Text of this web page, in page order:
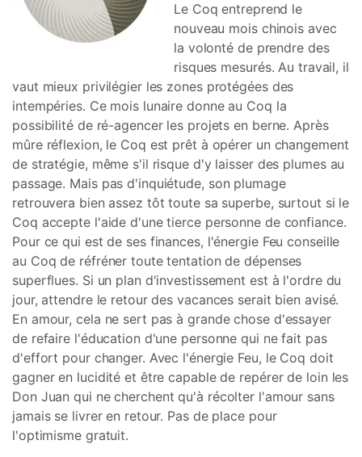
Le Coq entreprend le
nouveau mois chinois avec
la volonté de prendre des
risques mesurés. Au travail, il
vaut mieux privilégier les zones protégées des
intempéries. Ce mois lunaire donne au Coq la
possibilité de ré-agencer les projets en berne. Après
mûre réflexion, le Coq est prêt à opérer un changement
de stratégie, même s'il risque d'y laisser des plumes au
passage. Mais pas d'inquiétude, son plumage
retrouvera bien assez tôt toute sa superbe, surtout si le
Coq accepte l'aide d'une tierce personne de confiance.
Pour ce qui est de ses finances, l'énergie Feu conseille
au Coq de réfréner toute tentation de dépenses
superflues. Si un plan d'investissement est à l'ordre du
jour, attendre le retour des vacances serait bien avisé.
En amour, cela ne sert pas à grande chose d'essayer
de refaire l'éducation d'une personne qui ne fait pas
d'effort pour changer. Avec l'énergie Feu, le Coq doit
gagner en lucidité et être capable de repérer de loin les
Don Juan qui ne cherchent qu'à récolter l'amour sans
jamais se livrer en retour. Pas de place pour
l'optimisme gratuit.